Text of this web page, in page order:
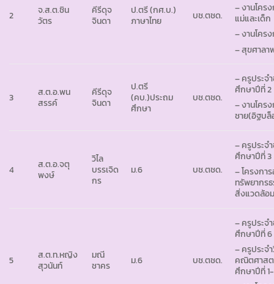
2
จ.ส.ต.ชิน
วัตร
คีรีดุจ
จินดา
ป.ตรี (กศ.บ.)
ภาษาไทย
บช.ตชด.
– งานโคร
แม่และเด็ก
– งานโคร
– สุขศาลา
3
ส.ต.อ.พน
สรรค์
คีรีดุจ
จินดา
ป.ตรี
(คบ.)ประถม
ศึกษา
บช.ตชด.
– ครูประจ
ศึกษาปีที่ 2
– งานโคร
ชาย(อิฐบ
4
ส.ต.อ.จตุ
พงษ์
วิไล
บรรเจิด
กร
ม.6 บช.ตชด.
– ครูประจ
ศึกษาปีที่ 3
– โครงกา
ทรัพยากร
สิ่งแวดล้อ
5
ส.ต.ท.หญิง
สุวนันท์
มณี
ชาคร
ม.6 บช.ตชด.
– ครูประจ
ศึกษาปีที่ 6
– ครูประจ
คณิตศาสต
ศึกษาปีที่